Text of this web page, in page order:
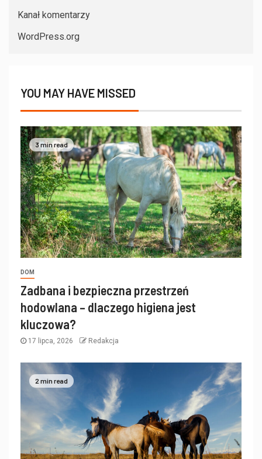
Kanał komentarzy
WordPress.org
YOU MAY HAVE MISSED
3 min read
DOM
Zadbana i bezpieczna przestrzeń
hodowlana – dlaczego higiena jest
kluczowa?
17 lipca, 2026 Redakcja
2 min read